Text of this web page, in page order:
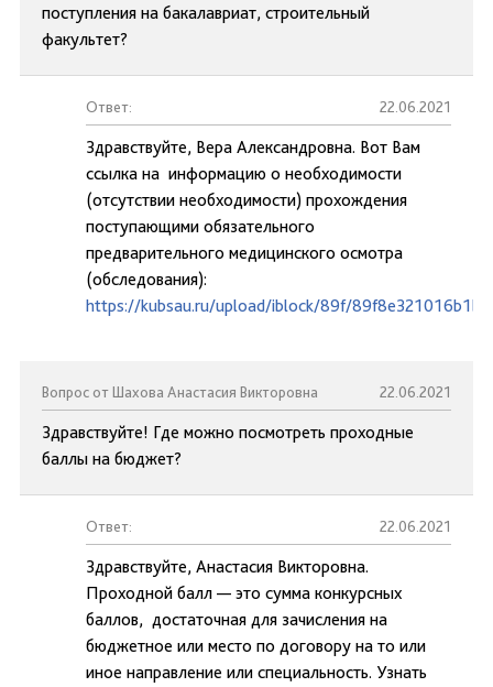
поступления на бакалавриат, строительный
факультет?
Ответ: 22.06.2021
Здравствуйте, Вера Александровна. Вот Вам
ссылка на информацию о необходимости
(отсутствии необходимости) прохождения
поступающими обязательного
предварительного медицинского осмотра
(обследования):
https://kubsau.ru/upload/iblock/89f/
Вопрос от Шахова Анастасия Викторовна 22.06.2021
Здравствуйте! Где можно посмотреть проходные
баллы на бюджет?
Ответ: 22.06.2021
Здравствуйте, Анастасия Викторовна.
Проходной балл — это сумма конкурсных
баллов, достаточная для зачисления на
бюджетное или место по договору на то или
иное направление или специальность. Узнать